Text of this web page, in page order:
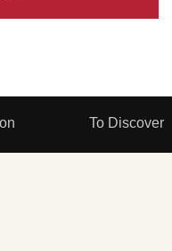
To Discover